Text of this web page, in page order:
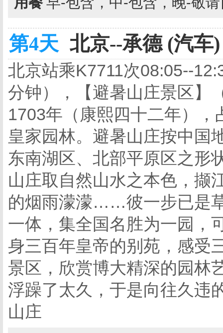
第4天 北京--承德 (汽车)
北京站乘K7711次08:05--
分钟），【避暑山庄景区】
1703年（康熙四十二年）
皇家园林。避暑山庄按中国
东南湖区、北部平原区之形
山庄取自然山水之本色，撷
的烟雨濛濛……彼一步已是
一体，集全国名胜为一园，
身三百年皇帝的别苑，感受
景区，欣赏博大精深的园林
浮躁了太久，于是向往久违
山庄